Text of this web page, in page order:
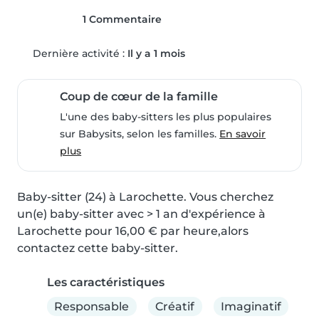
1 Commentaire
Dernière activité : Il y a 1 mois
Coup de cœur de la famille
L'une des baby-sitters les plus populaires
sur Babysits, selon les familles. En savoir
plus
Baby-sitter (24) à Larochette. Vous cherchez
un(e) baby-sitter avec > 1 an d'expérience à
Larochette pour 16,00 € par heure,alors
contactez cette baby-sitter.
Les caractéristiques
Responsable
Créatif Imaginatif